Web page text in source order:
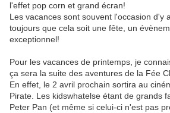
l'effet pop corn et grand écran!
Les vacances sont souvent l'occasion d'y
toujours que cela soit une fête, un
exceptionnel!
Pour les vacances de printemps, je
ça sera la suite des aventures de la Fée
En effet, le 2 avril prochain sortira au
Pirate. Les kidswhatelse étant de grands
Peter Pan (et même si celui-ci n'est pas